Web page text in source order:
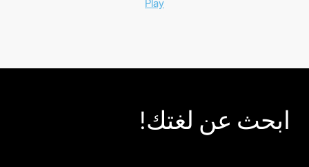
Play
ابحث عن لغتك!